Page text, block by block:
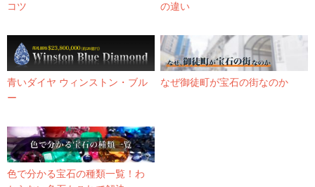
コツ
の違い
青いダイヤ ウィンストン・ブル
ー
なぜ御徒町が宝石の街なのか
色で分かる宝石の種類一覧！わ